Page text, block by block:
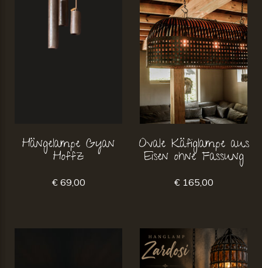
Hängelampe Gyan
Hoffz
€ 69,00
Ovale Käfiglampe aus
Eisen ohne Fassung
€ 165,00